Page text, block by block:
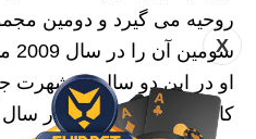
X
او در این دو سال به شهرت
کار او ترولز است که در سال 2020 منتشر شده است.